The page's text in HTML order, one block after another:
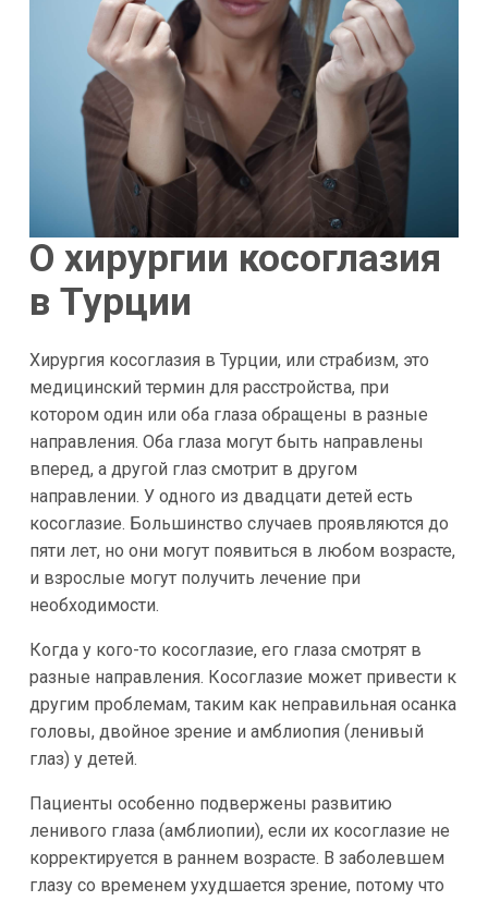
О хирургии косоглазия
в Турции
Хирургия косоглазия в Турции, или страбизм, это
медицинский термин для расстройства, при
котором один или оба глаза обращены в разные
направления. Оба глаза могут быть направлены
вперед, а другой глаз смотрит в другом
направлении. У одного из двадцати детей есть
косоглазие. Большинство случаев проявляются до
пяти лет, но они могут появиться в любом возрасте,
и взрослые могут получить лечение при
необходимости.
Когда у кого-то косоглазие, его глаза смотрят в
разные направления. Косоглазие может привести к
другим проблемам, таким как неправильная осанка
головы, двойное зрение и амблиопия (ленивый
глаз) у детей.
Пациенты особенно подвержены развитию
ленивого глаза (амблиопии), если их косоглазие не
корректируется в раннем возрасте. В заболевшем
глазу со временем ухудшается зрение, потому что